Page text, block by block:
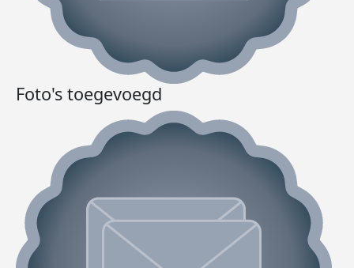
Foto's toegevoegd